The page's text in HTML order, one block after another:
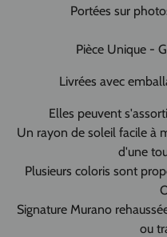
Portées sur
Pièce Unique -
Livrées avec
Elles peuvent
Un rayon de soleil facile à
d'une
Plusieurs coloris sont
Signature Murano
ou